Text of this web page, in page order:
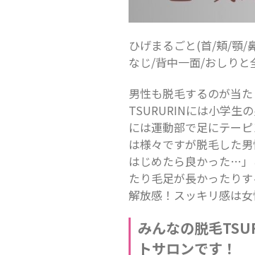
ひげまるごと(首/頬/顎/
なじ/背中一面/おしり
男性も脱毛するのが当
TSURURINには小学生
には運動部で足にテー
は様々ですが脱毛した
はじめたら良かった…
たり毛足が長かったり
解放感！スッキリ感は
みんなの脱毛
トサロンです！